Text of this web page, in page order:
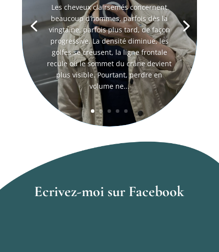
Les cheveux clairsemés concernent
beaucoup d’hommes, parfois dès la
vingtaine, parfois plus tard, de façon
progressive. La densité diminue, les
golfes se creusent, la ligne frontale
recule ou le sommet du crâne devient
plus visible. Pourtant, perdre en
volume ne...
Ecrivez-moi sur Facebook